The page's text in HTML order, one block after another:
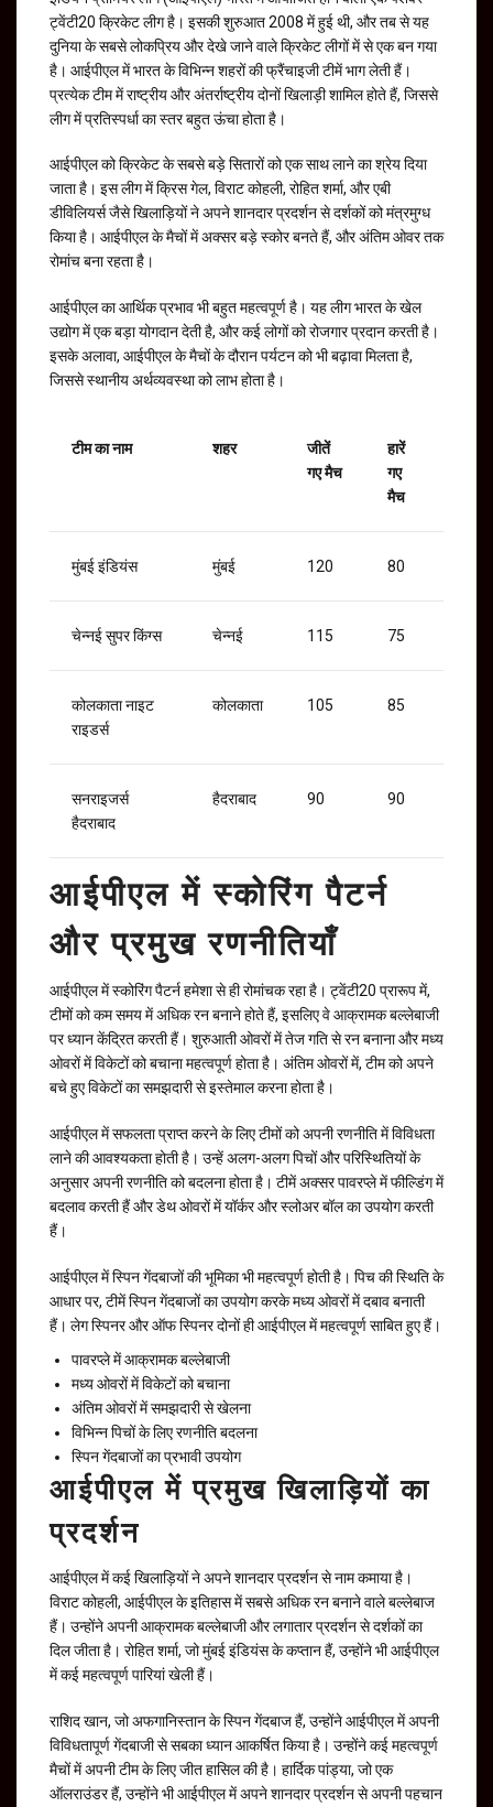
ट्वेंटी20 क्रिकेट लीग है। इसकी शुरुआत 2008 में हुई थी, और तब से यह
दुनिया के सबसे लोकप्रिय और देखे जाने वाले क्रिकेट लीगों में से एक बन गया
है। आईपीएल में भारत के विभिन्न शहरों की फ्रैंचाइजी टीमें भाग लेती हैं।
प्रत्येक टीम में राष्ट्रीय और अंतर्राष्ट्रीय दोनों खिलाड़ी शामिल होते हैं, जिससे
लीग में प्रतिस्पर्धा का स्तर बहुत ऊंचा होता है।
आईपीएल को क्रिकेट के सबसे बड़े सितारों को एक साथ लाने का श्रेय दिया
जाता है। इस लीग में क्रिस गेल, विराट कोहली, रोहित शर्मा, और एबी
डीविलियर्स जैसे खिलाड़ियों ने अपने शानदार प्रदर्शन से दर्शकों को मंत्रमुग्ध
किया है। आईपीएल के मैचों में अक्सर बड़े स्कोर बनते हैं, और अंतिम ओवर तक
रोमांच बना रहता है।
आईपीएल का आर्थिक प्रभाव भी बहुत महत्वपूर्ण है। यह लीग भारत के खेल
उद्योग में एक बड़ा योगदान देती है, और कई लोगों को रोजगार प्रदान करती है।
इसके अलावा, आईपीएल के मैचों के दौरान पर्यटन को भी बढ़ावा मिलता है,
जिससे स्थानीय अर्थव्यवस्था को लाभ होता है।
टीम का नाम शहर
जीतें
गए मैच
हारें
गए
मैच
मुंबई इंडियंस मुंबई 120 80
चेन्नई सुपर किंग्स चेन्नई 115 75
कोलकाता नाइट
राइडर्स
कोलकाता 105 85
सनराइजर्स
हैदराबाद
हैदराबाद 90 90
आईपीएल में स्कोरिंग पैटर्न
और प्रमुख रणनीतियाँ
आईपीएल में स्कोरिंग पैटर्न हमेशा से ही रोमांचक रहा है। ट्वेंटी20 प्रारूप में,
टीमों को कम समय में अधिक रन बनाने होते हैं, इसलिए वे आक्रामक बल्लेबाजी
पर ध्यान केंद्रित करती हैं। शुरुआती ओवरों में तेज गति से रन बनाना और मध्य
ओवरों में विकेटों को बचाना महत्वपूर्ण होता है। अंतिम ओवरों में, टीम को अपने
बचे हुए विकेटों का समझदारी से इस्तेमाल करना होता है।
आईपीएल में सफलता प्राप्त करने के लिए टीमों को अपनी रणनीति में विविधता
लाने की आवश्यकता होती है। उन्हें अलग-अलग पिचों और परिस्थितियों के
अनुसार अपनी रणनीति को बदलना होता है। टीमें अक्सर पावरप्ले में फील्डिंग में
बदलाव करती हैं और डेथ ओवरों में यॉर्कर और स्लोअर बॉल का उपयोग करती
हैं।
आईपीएल में स्पिन गेंदबाजों की भूमिका भी महत्वपूर्ण होती है। पिच की स्थिति के
आधार पर, टीमें स्पिन गेंदबाजों का उपयोग करके मध्य ओवरों में दबाव बनाती
हैं। लेग स्पिनर और ऑफ स्पिनर दोनों ही आईपीएल में महत्वपूर्ण साबित हुए हैं।
पावरप्ले में आक्रामक बल्लेबाजी
मध्य ओवरों में विकेटों को बचाना
अंतिम ओवरों में समझदारी से खेलना
विभिन्न पिचों के लिए रणनीति बदलना
स्पिन गेंदबाजों का प्रभावी उपयोग
आईपीएल में प्रमुख खिलाड़ियों का
प्रदर्शन
आईपीएल में कई खिलाड़ियों ने अपने शानदार प्रदर्शन से नाम कमाया है।
विराट कोहली, आईपीएल के इतिहास में सबसे अधिक रन बनाने वाले बल्लेबाज
हैं। उन्होंने अपनी आक्रामक बल्लेबाजी और लगातार प्रदर्शन से दर्शकों का
दिल जीता है। रोहित शर्मा, जो मुंबई इंडियंस के कप्तान हैं, उन्होंने भी आईपीएल
में कई महत्वपूर्ण पारियां खेली हैं।
राशिद खान, जो अफगानिस्तान के स्पिन गेंदबाज हैं, उन्होंने आईपीएल में अपनी
विविधतापूर्ण गेंदबाजी से सबका ध्यान आकर्षित किया है। उन्होंने कई महत्वपूर्ण
मैचों में अपनी टीम के लिए जीत हासिल की है। हार्दिक पांड्या, जो एक
ऑलराउंडर हैं, उन्होंने भी आईपीएल में अपने शानदार प्रदर्शन से अपनी पहचान